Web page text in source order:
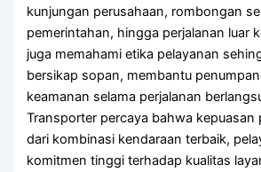
kunjungan perusahaan, rombongan
pemerintahan, hingga perjalanan luar
juga memahami etika pelayanan
bersikap sopan, membantu
keamanan selama perjalanan
Transporter percaya bahwa kepuasan
dari kombinasi kendaraan terbaik,
komitmen tinggi terhadap kualitas